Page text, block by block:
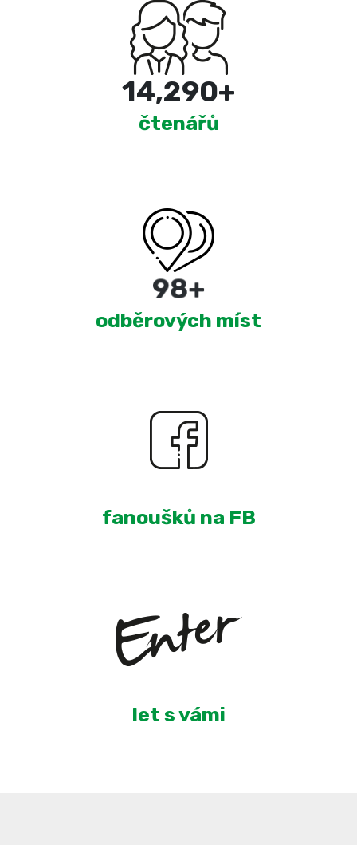
15,000+
čtenářů
177+
odběrových míst
fanoušků na FB
let s vámi